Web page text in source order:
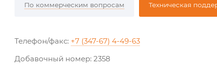
По коммерческим вопросам Техническая
Телефон/факс: +7 (347-67) 4-49-63
Добавочный номер: 2358